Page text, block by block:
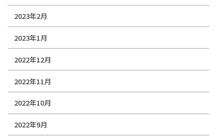
2023年2月
2023年1月
2022年12月
2022年11月
2022年10月
2022年9月